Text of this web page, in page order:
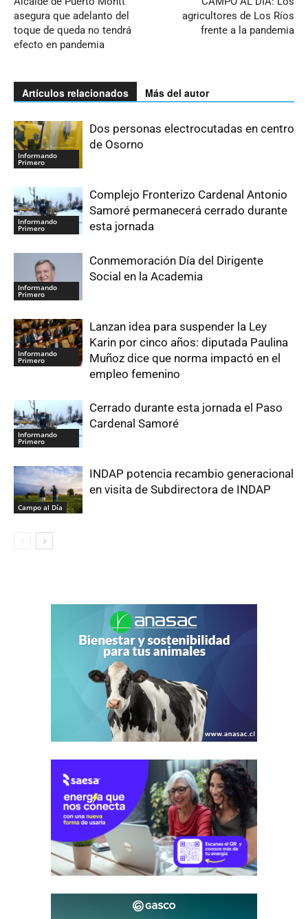
asegura que adelanto del
toque de queda no tendrá
efecto en pandemia
agricultores de Los Ríos
frente a la pandemia
Artículos relacionados Más del autor
Informando
Primero
Dos personas electrocutadas en centro
de Osorno
Informando
Primero
Complejo Fronterizo Cardenal Antonio
Samoré permanecerá cerrado durante
esta jornada
Informando
Primero
Conmemoración Día del Dirigente
Social en la Academia
Informando
Primero
Lanzan idea para suspender la Ley
Karin por cinco años: diputada Paulina
Muñoz dice que norma impactó en el
empleo femenino
Informando
Primero
Cerrado durante esta jornada el Paso
Cardenal Samoré
Campo al Día
INDAP potencia recambio generacional
en visita de Subdirectora de INDAP